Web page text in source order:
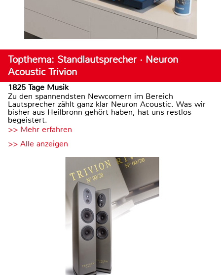
Topthema: Standlautsprecher · Neuron
Acoustic Trivion
1825 Tage Musik
Zu den spannendsten Newcomern im Bereich
Lautsprecher zählt ganz klar Neuron Acoustic. Was wir
bisher aus Heilbronn gehört haben, hat uns restlos
begeistert.
>> Mehr erfahren
>> Alle anzeigen